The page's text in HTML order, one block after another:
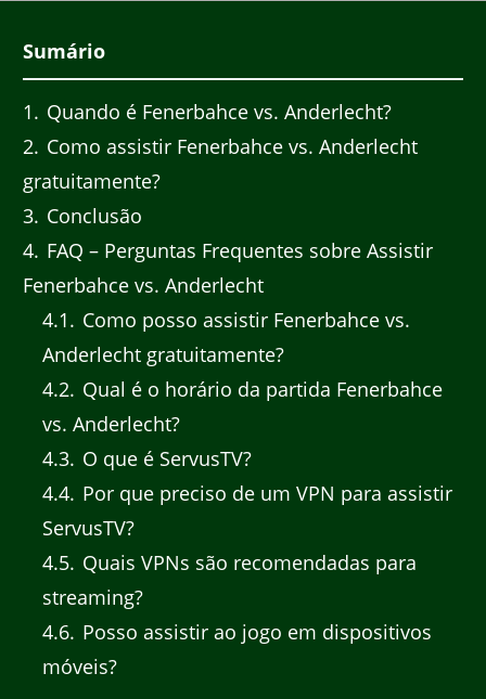
Sumário
1
Quando é Fenerbahce vs. Anderlecht?
2 Como assistir Fenerbahce vs. Anderlecht
gratuitamente?
3 Conclusão
4 FAQ – Perguntas Frequentes sobre Assistir
Fenerbahce vs. Anderlecht
4.1
Como posso assistir Fenerbahce vs.
Anderlecht gratuitamente?
4.2 Qual é o horário da partida Fenerbahce
vs. Anderlecht?
4.3 O que é ServusTV?
4.4 Por que preciso de um VPN para assistir
ServusTV?
4.5 Quais VPNs são recomendadas para
streaming?
4.6 Posso assistir ao jogo em dispositivos
móveis?